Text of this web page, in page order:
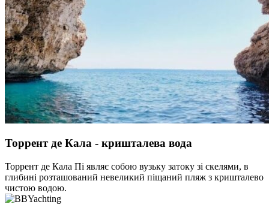
Торрент де Кала - кришталева вода
Торрент де Кала Пі являє собою вузьку затоку зі скелями, в
глибині розташований невеликий піщаний пляж з кришталево
чистою водою.